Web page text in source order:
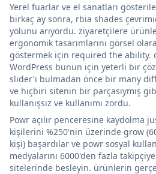
Yerel fuarlar ve el sanatları
birkaç ay sonra, rbia shades
yolunu arıyordu. ziyaretçilere
ergonomik tasarımlarını görsel
göstermek için required the ability.
WordPress bunun için yeterli bir
slider'ı bulmadan önce bir many
ve hiçbiri sitenin bir parçasıymış
kullanışsız ve kullanımı zordu.
Powr açılır penceresine kaydolma
kişilerini %250'nin üzerinde grow
kişi) başardılar ve powr sosyal
medyalarını 6000'den fazla
sitelerinde besleyin. ürünlerin